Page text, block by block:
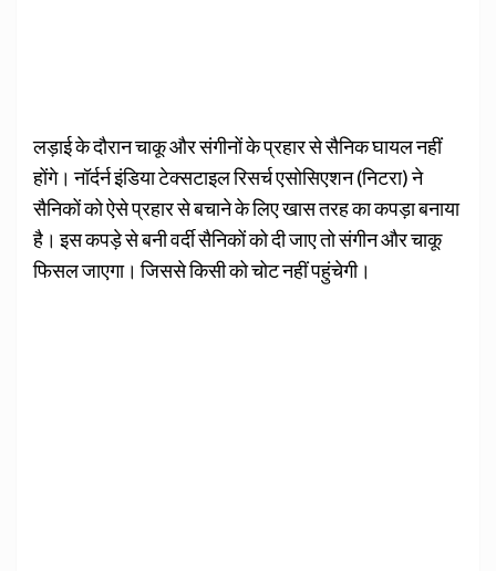
लड़ाई के दौरान चाकू और संगीनों के प्रहार से सैनिक घायल नहीं
होंगे। नॉर्दर्न इंडिया टेक्सटाइल रिसर्च एसोसिएशन (निटरा) ने
सैनिकों को ऐसे प्रहार से बचाने के लिए खास तरह का कपड़ा बनाया
है। इस कपड़े से बनी वर्दी सैनिकों को दी जाए तो संगीन और चाकू
फिसल जाएगा। जिससे किसी को चोट नहीं पहुंचेगी।